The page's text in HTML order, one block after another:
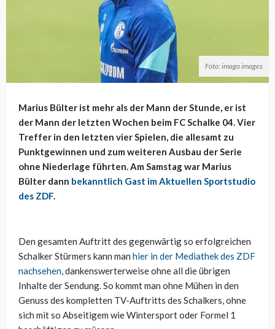
Foto: imago images
Marius Bülter ist mehr als der Mann der Stunde, er ist
der Mann der letzten Wochen beim FC Schalke 04. Vier
Treffer in den letzten vier Spielen, die allesamt zu
Punktgewinnen und zum weiteren Ausbau der Serie
ohne Niederlage führten. Am Samstag war Marius
Bülter dann bekanntlich Gast im Aktuellen Sportstudio
des ZDF.
Den gesamten Auftritt des gegenwärtig so erfolgreichen
Schalker Stürmers kann man hier in der Mediathek des ZDF
nachsehen, dankenswerterweise ohne all die übrigen
Inhalte der Sendung. So kommt man ohne Mühen in den
Genuss des kompletten TV-Auftritts des Schalkers, ohne
sich mit so Abseitigem wie Wintersport oder Formel 1